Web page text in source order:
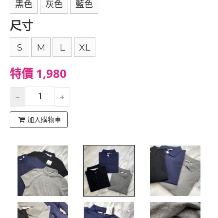
黑色 灰色 藍色
尺寸
S M L XL
特價 1,980
加入購物車